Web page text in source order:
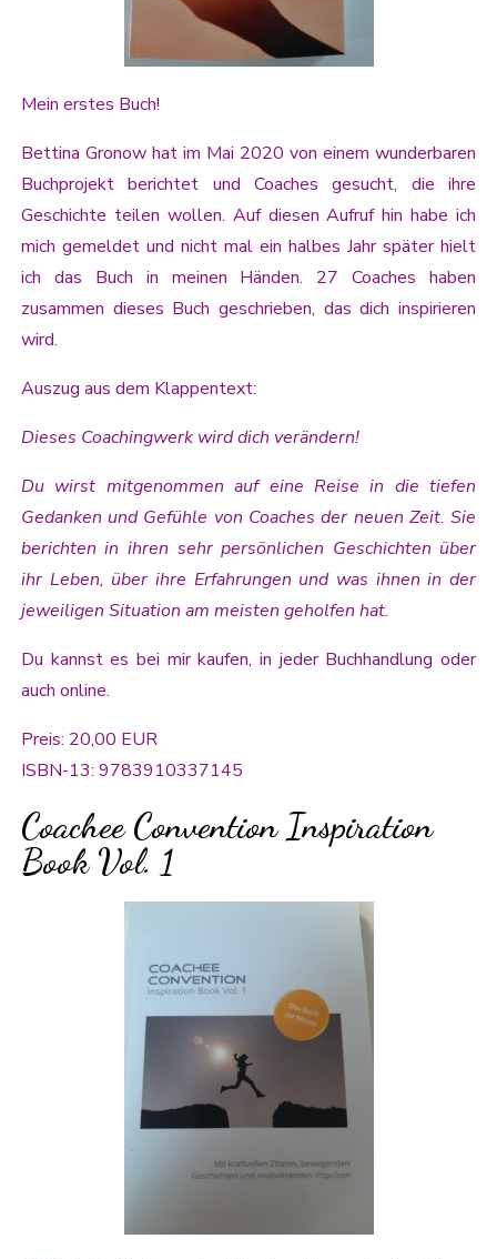
Mein erstes Buch!
Bettina Gronow hat im Mai 2020 von einem wunderbaren
Buchprojekt berichtet und Coaches gesucht, die ihre
Geschichte teilen wollen. Auf diesen Aufruf hin habe ich
mich gemeldet und nicht mal ein halbes Jahr später hielt
ich das Buch in meinen Händen. 27 Coaches haben
zusammen dieses Buch geschrieben, das dich inspirieren
wird.
Auszug aus dem Klappentext:
Dieses Coachingwerk wird dich verändern!
Du wirst mitgenommen auf eine Reise in die tiefen
Gedanken und Gefühle von Coaches der neuen Zeit. Sie
berichten in ihren sehr persönlichen Geschichten über
ihr Leben, über ihre Erfahrungen und was ihnen in der
jeweiligen Situation am meisten geholfen hat.
Du kannst es bei mir kaufen, in jeder Buchhandlung oder
auch online.
Preis: 20,00 EUR
ISBN-13: 9783910337145
Coachee Convention Inspiration
Book Vol. 1